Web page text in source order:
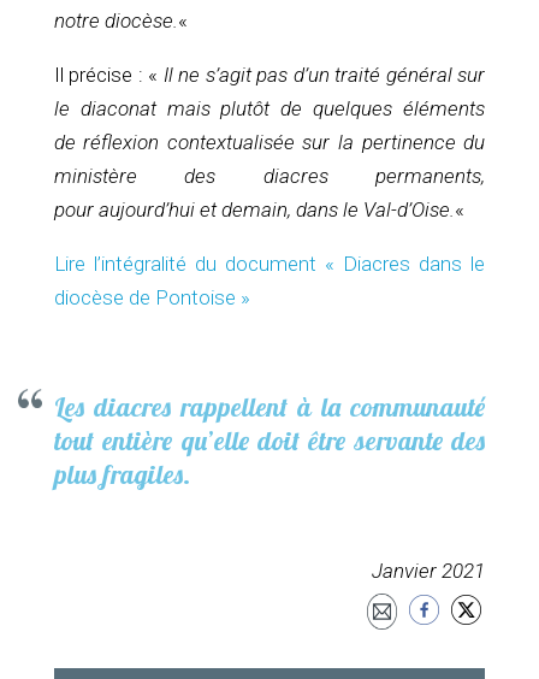
notre diocèse. «
Il précise : « Il ne s’agit pas d’un traité général sur
le diaconat mais plutôt de quelques éléments
de réflexion contextualisée sur la pertinence du
ministère des diacres permanents,
pour aujourd’hui et demain, dans le Val-d’Oise. «
Lire l’intégralité du document « Diacres dans le
diocèse de Pontoise »
Les diacres rappellent à la communauté
tout entière qu’elle doit être servante des
plus fragiles.
Janvier 2021